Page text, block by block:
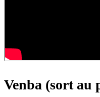
Venba (sort au